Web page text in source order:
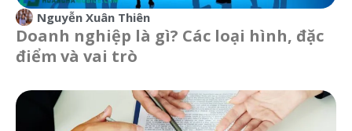
Nguyễn Xuân Thiên
Doanh nghiệp là gì? Các loại hình, đặc
điểm và vai trò